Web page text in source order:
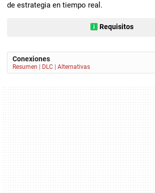
de estrategia en tiempo real.
Requisitos
Conexiones
Resumen DLC Alternativas